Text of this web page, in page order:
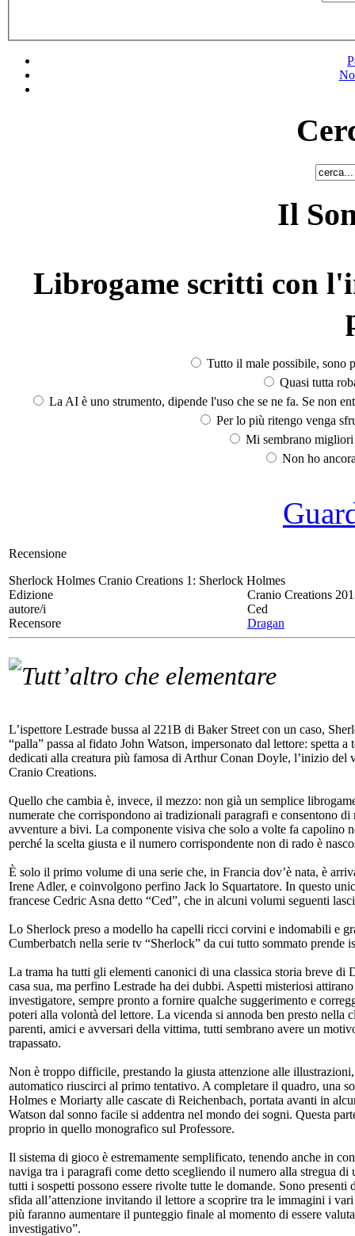
Il
Librogame scritti con
Tutto il male possibile, sono
Quasi tutta
La AI è uno strumento, dipende l'uso che se ne fa. Se non
Per lo più ritengo venga
Mi sembrano
Non ho
Recensione
Sherlock Holmes Cranio Creations 1: Sherlock Holmes
Edizione
Cranio Creations
autore/i
Ced
Recensore
Dragan
Tutt’altro che elementare
L’ispettore Lestrade bussa al 221B di Baker Street con un caso,
“palla” passa al fidato John Watson, impersonato dal lettore: spetta
dedicati alla creatura più famosa di Arthur Conan Doyle, l’inizio
Cranio Creations.
Quello che cambia è, invece, il mezzo: non già un semplice
numerate che corrispondono ai tradizionali paragrafi e consentono
avventure a bivi. La componente visiva che solo a volte fa
perché la scelta giusta e il numero corrispondente non di rado è
È solo il primo volume di una serie che, in Francia dov’è nata, è
Irene Adler, e coinvolgono perfino Jack lo Squartatore. In questo
francese Cedric Asna detto “Ced”, che in alcuni volumi seguenti
Lo Sherlock preso a modello ha capelli ricci corvini e indomabili e
Cumberbatch nella serie tv “Sherlock” da cui tutto sommato
La trama ha tutti gli elementi canonici di una classica storia breve
casa sua, ma perfino Lestrade ha dei dubbi. Aspetti misteriosi
investigatore, sempre pronto a fornire qualche suggerimento e
poteri alla volontà del lettore. La vicenda si annoda ben presto nella
parenti, amici e avversari della vittima, tutti sembrano avere un
trapassato.
Non è troppo difficile, prestando la giusta attenzione alle
automatico riuscirci al primo tentativo. A completare il quadro, una
Holmes e Moriarty alle cascate di Reichenbach, portata avanti in
Watson dal sonno facile si addentra nel mondo dei sogni. Questa
proprio in quello monografico sul Professore.
Il sistema di gioco è estremamente semplificato, tenendo anche in
naviga tra i paragrafi come detto scegliendo il numero alla stregua
tutti i sospetti possono essere rivolte tutte le domande. Sono
sfida all’attenzione invitando il lettore a scoprire tra le immagini i
più faranno aumentare il punteggio finale al momento di essere
investigativo”.